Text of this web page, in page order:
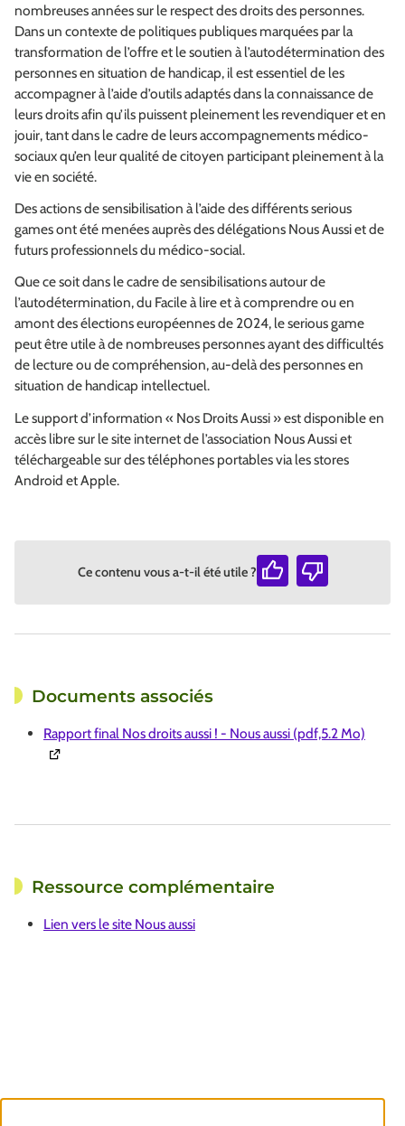
nombreuses années sur le respect des droits des personnes.
Dans un contexte de politiques publiques marquées par la
transformation de l’offre et le soutien à l’autodétermination des
personnes en situation de handicap, il est essentiel de les
accompagner à l’aide d’outils adaptés dans la connaissance de
leurs droits afin qu’ils puissent pleinement les revendiquer et en
jouir, tant dans le cadre de leurs accompagnements médico-
sociaux qu’en leur qualité de citoyen participant pleinement à la
vie en société.
Des actions de sensibilisation à l’aide des différentsserious
gamesont été menées auprès des délégations Nous Aussi et de
futurs professionnels du médico-social.
Que ce soit dans le cadre de sensibilisations autour de
l’autodétermination, du Facile à lire et à comprendre ou en
amont des élections européennes de 2024, leserious game
peut être utile à de nombreuses personnes ayant des difficultés
de lecture ou de compréhension, au-delà des personnes en
situation de handicap intellectuel.
Le support d’information « Nos Droits Aussi » est disponible en
accès libre sur le site internet de l’association Nous Aussi et
téléchargeable sur des téléphones portablesvialesstores
Android et Apple.
Ce contenu vous a-t-il été utile ?
Documents associés
Rapport final Nos droits aussi ! - Nous aussi (pdf,5.2 Mo)
Ressource complémentaire
Lien vers le site Nous aussi